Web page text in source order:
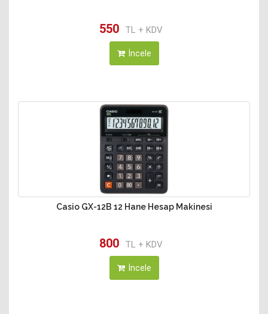
550 TL + KDV
İncele
Casio GX-12B 12 Hane Hesap Makinesi
800 TL + KDV
İncele